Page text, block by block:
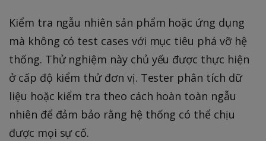
Kiểm tra ngẫu nhiên sản phẩm hoặc ứng dụng
mà không có test cases với mục tiêu phá vỡ hệ
thống. Thử nghiệm này chủ yếu được thực hiện
ở cấp độ kiểm thử đơn vị. Tester phân tích dữ
liệu hoặc kiểm tra theo cách hoàn toàn ngẫu
nhiên để đảm bảo rằng hệ thống có thể chịu
được mọi sự cố.